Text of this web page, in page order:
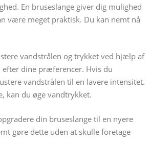
En bruseslange giver dig mulighed
være meget praktisk. Du kan nemt nå
vandstrålen og trykket ved hjælp af
dine præferencer. Hvis du
vandstrålen til en lavere intensitet.
kan du øge vandtrykket.
din bruseslange til en nyere
gøre dette uden at skulle foretage